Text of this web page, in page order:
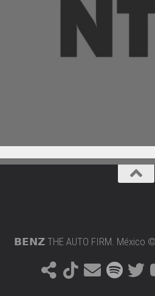
𝗕𝗘𝗡𝗭 THE AUTO FIRM. México ©